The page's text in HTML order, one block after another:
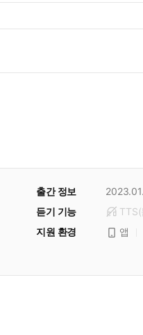
출간 정보
듣기 기능
지원 환경
앱